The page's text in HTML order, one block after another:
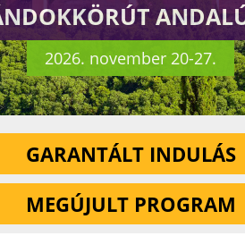
2026. november 20-27.
GARANTÁLT INDULÁS
MEGÚJULT PROGRAM